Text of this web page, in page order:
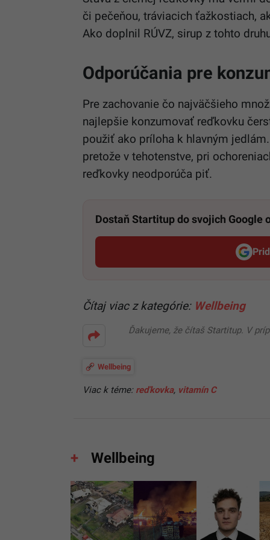
či pečeňou, tráviacich ťažkostiach,
Ako doplnil RÚVZ, sirup z tohto
Odporúčania pre
Pre zachovanie čo najväčšieho
najlepšie konzumovať reďkovku
použiť ako príloha k hlavným
pretože v tehotenstve, pri
reďkovky neodporúča piť.
Dostaň Startitup do svojich Google
Čítaj viac z kategórie: Wellbeing
Ďakujeme, že čítaš Startitup. V
Wellbeing
Viac k téme: reďkovka, vitamín C
Wellbeing